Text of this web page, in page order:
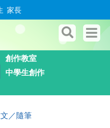
家長
創作教室
中學生創作
／隨筆